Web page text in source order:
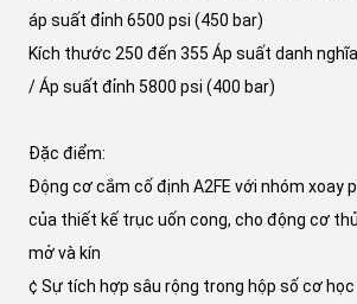
áp suất đỉnh 6500 psi (450 bar)
Kích thước 250 đến 355 Áp suất danh
/ Áp suất đỉnh 5800 psi (400 bar)
Đặc điểm:
Động cơ cắm cố định A2FE với nhóm xoay
của thiết kế trục uốn cong, cho động cơ
mở và kín
¢ Sự tích hợp sâu rộng trong hộp số cơ